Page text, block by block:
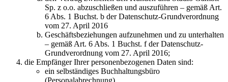
Sp. z o.o. abzuschließen und auszuführen – gemäß Art.
6 Abs. 1 Buchst. b der Datenschutz-Grundverordnung
vom 27. April 2016
Geschäftsbeziehungen aufzunehmen und zu unterhalten
– gemäß Art. 6 Abs. 1 Buchst. f der Datenschutz-
Grundverordnung vom 27. April 2016;
die Empfänger Ihrer personenbezogenen Daten sind:
ein selbständiges Buchhaltungsbüro
(Personalabrechnung)